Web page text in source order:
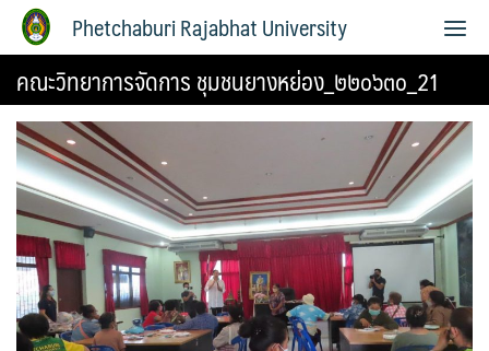
Phetchaburi Rajabhat University
คณะวิทยาการจัดการ ชุมชนยางหย่อง_๒๒๐๖๓๐_21